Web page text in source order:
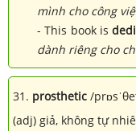
mình cho công
- This book is
dành riêng cho
31. prosthetic /
(adj) giả, không tự